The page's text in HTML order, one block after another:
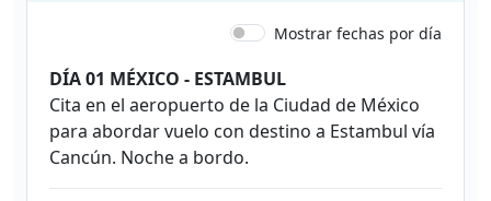
Mostrar fechas por día
DÍA 01 MÉXICO - ESTAMBUL
Cita en el aeropuerto de la Ciudad de México
para abordar vuelo con destino a Estambul vía
Cancún. Noche a bordo.